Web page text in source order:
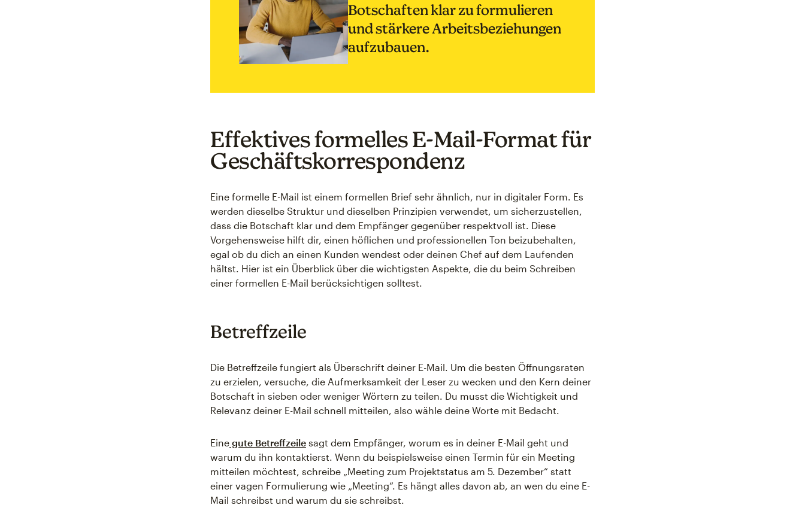
Botschaften klar zu formulieren
und stärkere Arbeitsbeziehungen
aufzubauen.
Effektives formelles E-Mail-Format für
Geschäftskorrespondenz
Eine formelle E-Mail ist einem formellen Brief sehr ähnlich, nur in digitaler Form. Es
werden dieselbe Struktur und dieselben Prinzipien verwendet, um sicherzustellen,
dass die Botschaft klar und dem Empfänger gegenüber respektvoll ist. Diese
Vorgehensweise hilft dir, einen höflichen und professionellen Ton beizubehalten,
egal ob du dich an einen Kunden wendest oder deinen Chef auf dem Laufenden
hältst. Hier ist ein Überblick über die wichtigsten Aspekte, die du beim Schreiben
einer formellen E-Mail berücksichtigen solltest.
Betreffzeile
Die Betreffzeile fungiert als Überschrift deiner E-Mail. Um die besten Öffnungsraten
zu erzielen, versuche, die Aufmerksamkeit der Leser zu wecken und den Kern deiner
Botschaft in sieben oder weniger Wörtern zu teilen. Du musst die Wichtigkeit und
Relevanz deiner E-Mail schnell mitteilen, also wähle deine Worte mit Bedacht.
Eine gute Betreffzeile sagt dem Empfänger, worum es in deiner E-Mail geht und
warum du ihn kontaktierst. Wenn du beispielsweise einen Termin für ein Meeting
mitteilen möchtest, schreibe „Meeting zum Projektstatus am 5. Dezember“ statt
einer vagen Formulierung wie „Meeting“. Es hängt alles davon ab, an wen du eine E-
Mail schreibst und warum du sie schreibst.